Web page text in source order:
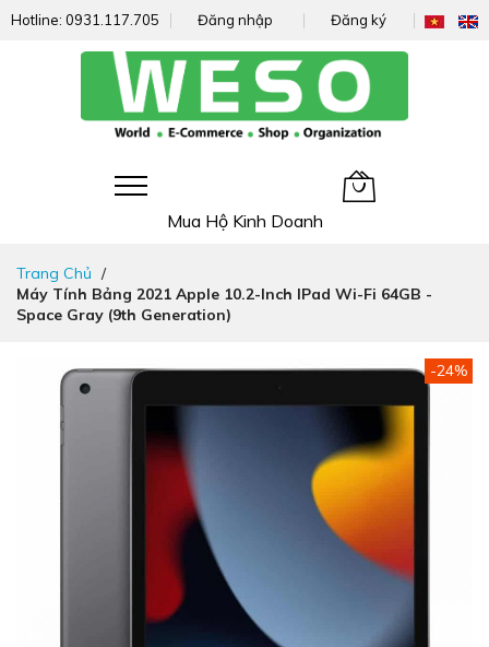
Hotline: 0931.117.705 Đăng nhập Đăng ký
Mua Hộ Kinh Doanh
nhanh
đến
nội
Trang Chủ
Máy Tính Bảng 2021 Apple 10.2-Inch IPad Wi-Fi 64GB -
Space Gray (9th Generation)
Chuyển
-24%